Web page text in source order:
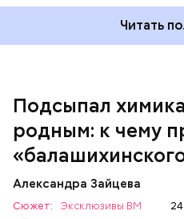
Читать
Подсыпал
родным: к чему
Александра Зайцева
Сюжет: Эксклюзивы ВМ
Play
Video
Началось
Также отравленную пищу